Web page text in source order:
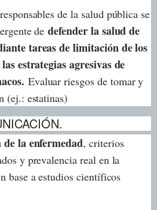
de la salud pública se
dedefender la salud de
tareas de limitación de los
estrategias agresivas de
Evaluar riesgos de tomar y
(ej.: estatinas)
la enfermedad, criterios
y prevalencia real en la
base a estudios científicos